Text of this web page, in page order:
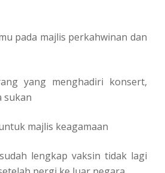
pada majlis perkahwinan dan
yang menghadiri konsert,
sukan
majlis keagamaan
lengkap vaksin tidak lagi